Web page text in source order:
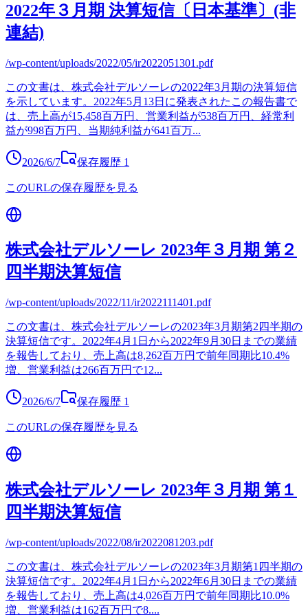
2022年３月期 決算短信〔日本基準〕(非
連結)
/wp-content/uploads/2022/05/ir2022051301.pdf
この文書は、株式会社デルソーレの2022年3月期の決算短信
を示しています。2022年5月13日に発表されたこの報告書で
は、売上高が15,458百万円、営業利益が538百万円、経常利
益が998百万円、当期純利益が641百万...
2026/6/7 保存履歴 1
このURLの保存履歴を見る
株式会社デルソーレ 2023年３月期 第２
四半期決算短信
/wp-content/uploads/2022/11/ir2022111401.pdf
この文書は、株式会社デルソーレの2023年3月期第2四半期の
決算短信です。2022年4月1日から2022年9月30日までの業績
を報告しており、売上高は8,262百万円で前年同期比10.4%
増、営業利益は266百万円で12...
2026/6/7 保存履歴 1
このURLの保存履歴を見る
株式会社デルソーレ 2023年３月期 第１
四半期決算短信
/wp-content/uploads/2022/08/ir2022081203.pdf
この文書は、株式会社デルソーレの2023年3月期第1四半期の
決算短信です。2022年4月1日から2022年6月30日までの業績
を報告しており、売上高は4,026百万円で前年同期比10.0%
増、営業利益は162百万円で8....